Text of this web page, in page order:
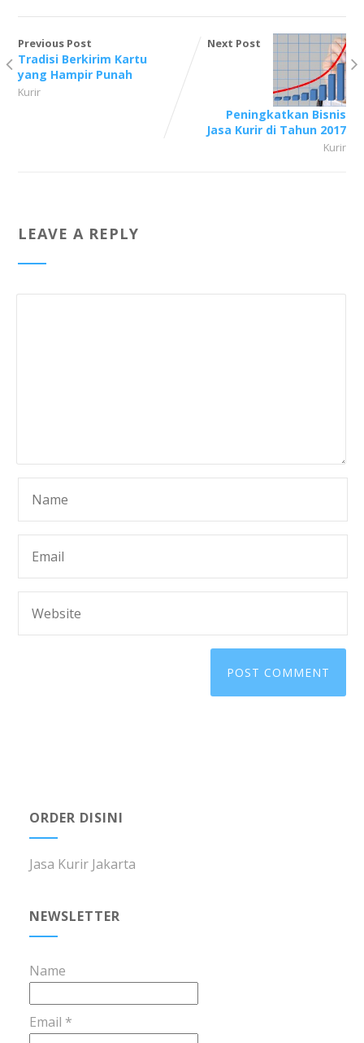
Previous Post
Tradisi Berkirim Kartu
yang Hampir Punah
Kurir
Next Post
Peningkatkan Bisnis
Jasa Kurir di Tahun 2017
Kurir
LEAVE A REPLY
ORDER DISINI
Jasa Kurir Jakarta
NEWSLETTER
Name
Email *